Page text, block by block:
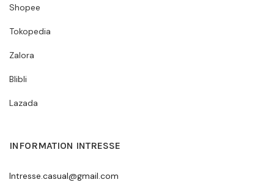
Shopee
Tokopedia
Zalora
Blibli
Lazada
INFORMATION INTRESSE
Intresse.casual@gmail.com